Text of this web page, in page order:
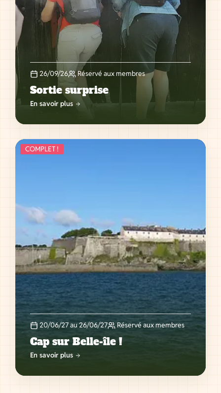
26/09/26 Réservé aux membres
Sortie surprise
En savoir plus
COMPLET !
20/06/27 au 26/06/27 Réservé aux membres
Cap sur Belle-île !
En savoir plus